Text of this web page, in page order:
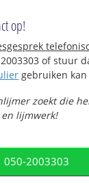
op!
of stuur
gebruiken kan
zoekt die
en lijmwerk!
050-2003303